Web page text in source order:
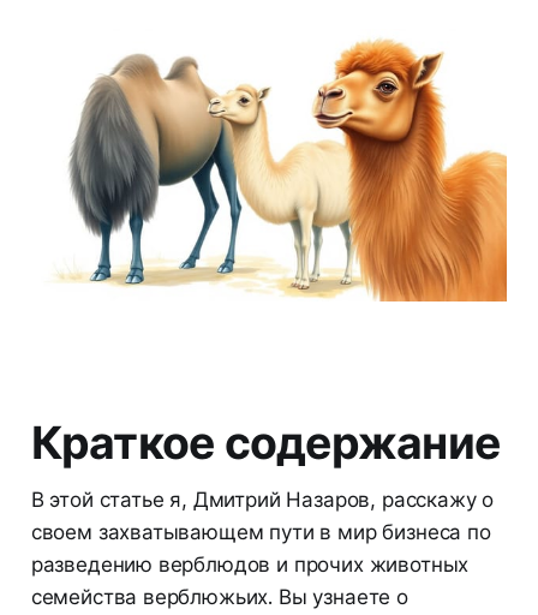
Краткое содержание
В этой статье я, Дмитрий Назаров, расскажу о
своем захватывающем пути в мир бизнеса по
разведению верблюдов и прочих животных
семейства верблюжьих. Вы узнаете о